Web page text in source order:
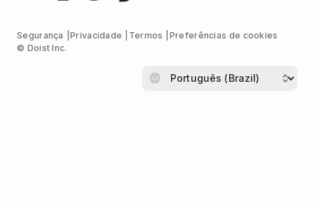
Segurança Privacidade Termos
Preferências de cookies
© Doist Inc.